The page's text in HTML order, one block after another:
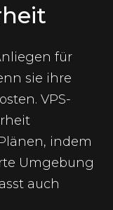
für
sie ihre
VPS-
indem
Umgebung
auch